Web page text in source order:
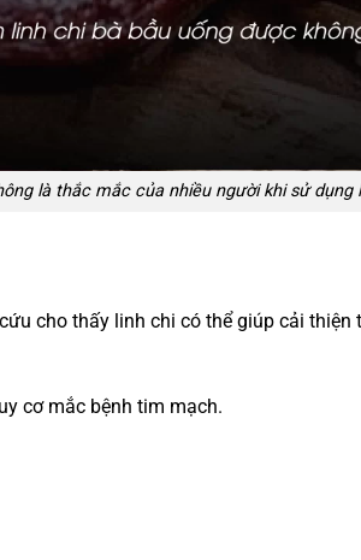
là thắc mắc của nhiều người khi sử dụng
cho thấy linh chi có thể giúp cải thiện
cơ mắc bệnh tim mạch.